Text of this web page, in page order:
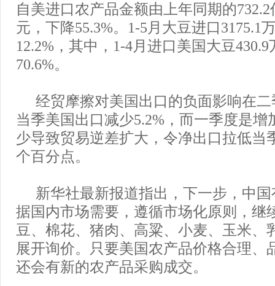
自美进口农产品金额由上年同期的732.2
元，下降55.3%。1-5月大豆进口3175.1
12.2%，其中，1-4月进口美国大豆
70.6%。
经贸摩擦对美国出口的负面影响在
当季美国出口减少5.2%，而一季度是增
少导致贸易逆差扩大，令净出口拉低当
个百分点。
新华社最新报道指出，下一步，中
据国内市场需要，遵循市场化原则，继
豆、棉花、猪肉、高粱、小麦、玉米、
展开询价。只要美国农产品价格合理、
还会有新的农产品采购成交。